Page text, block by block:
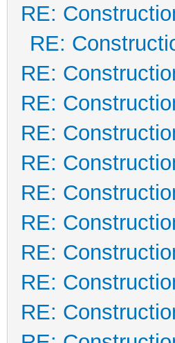
RE:
RE:
RE:
RE:
RE:
RE:
RE:
RE:
RE:
RE:
RE: